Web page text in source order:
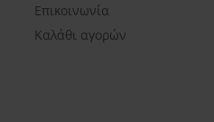
Επικοινωνία
Καλάθι αγορών